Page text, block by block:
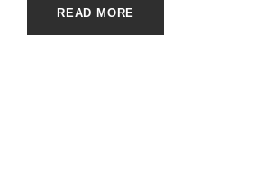
READ MORE